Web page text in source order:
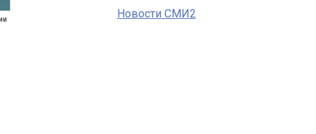
Новости СМИ2